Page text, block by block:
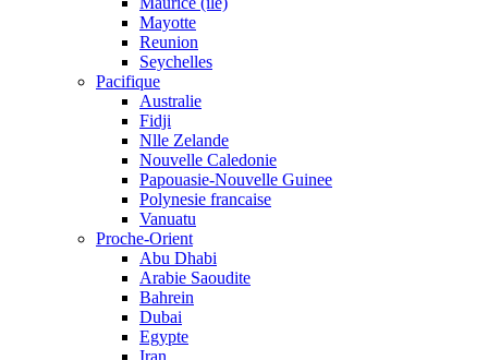
Mayotte
Reunion
Seychelles
Pacifique
Australie
Fidji
Nlle Zelande
Nouvelle Caledonie
Papouasie-Nouvelle Guinee
Polynesie francaise
Vanuatu
Proche-Orient
Abu Dhabi
Arabie Saoudite
Bahrein
Dubai
Egypte
Iran